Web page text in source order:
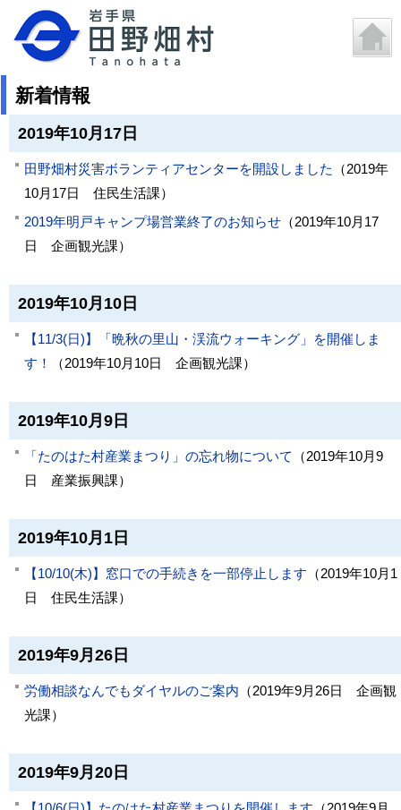
新着情報
2019年10月17日
田野畑村災害ボランティアセンターを開設しました （2019年
10月17日
住民生活課）
2019年明戸キャンプ場営業終了のお知らせ （2019年10月17
日
企画観光課）
2019年10月10日
【11/3(日)】「晩秋の里山・渓流ウォーキング」を開催しま
す！
（2019年10月10日 企画観光課）
2019年10月9日
「たのはた村産業まつり」の忘れ物について （2019年10月9
日
産業振興課）
2019年10月1日
【10/10(木)】窓口での手続きを一部停止します （2019年10月1
日
住民生活課）
2019年9月26日
労働相談なんでもダイヤルのご案内 （2019年9月26日
企画観
光課）
2019年9月20日